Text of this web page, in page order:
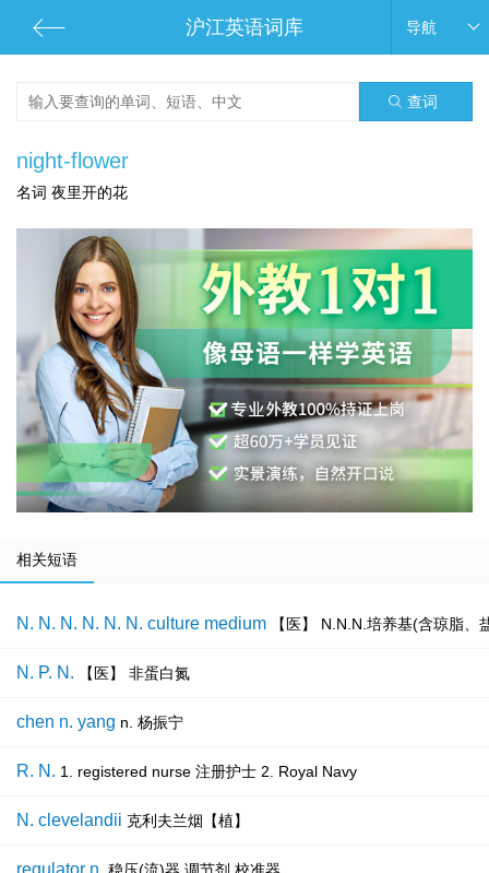
沪江英语词库 导航
查词
night-flower
名词 夜里开的花
相关短语
N. N. N. N. N. N. culture medium 【医】 N.N.N.培养基(含琼脂
N. P. N. 【医】 非蛋白氮
chen n. yang n. 杨振宁
R. N. 1. registered nurse 注册护士 2. Royal Navy
N. clevelandii 克利夫兰烟【植】